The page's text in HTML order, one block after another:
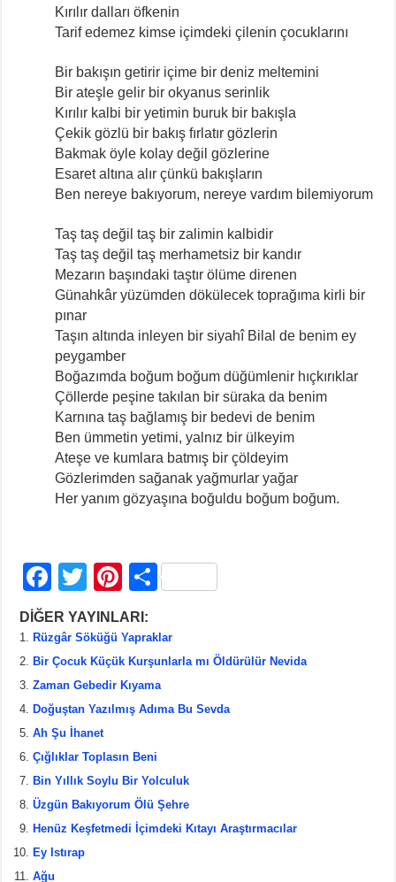
Kırılır dalları öfkenin
Tarif edemez kimse içimdeki çilenin çocuklarını
Bir bakışın getirir içime bir deniz meltemini
Bir ateşle gelir bir okyanus serinlik
Kırılır kalbi bir yetimin buruk bir bakışla
Çekik gözlü bir bakış fırlatır gözlerin
Bakmak öyle kolay değil gözlerine
Esaret altına alır çünkü bakışların
Ben nereye bakıyorum, nereye vardım bilemiyorum
Taş taş değil taş bir zalimin kalbidir
Taş taş değil taş merhametsiz bir kandır
Mezarın başındaki taştır ölüme direnen
Günahkâr yüzümden dökülecek toprağıma kirli bir
pınar
Taşın altında inleyen bir siyahî Bilal de benim ey
peygamber
Boğazımda boğum boğum düğümlenir hıçkırıklar
Çöllerde peşine takılan bir süraka da benim
Karnına taş bağlamış bir bedevi de benim
Ben ümmetin yetimi, yalnız bir ülkeyim
Ateşe ve kumlara batmış bir çöldeyim
Gözlerimden sağanak yağmurlar yağar
Her yanım gözyaşına boğuldu boğum boğum.
F
a
c
e
b
o
o
k
T
wi
tt
er
Pi
nt
er
e
st
S
ar
e
DİĞER YAYINLARI:
Rüzgâr Söküğü Yapraklar
Bir Çocuk Küçük Kurşunlarla mı Öldürülür Nevida
Zaman Gebedir Kıyama
Doğuştan Yazılmış Adıma Bu Sevda
Ah Şu İhanet
Çığlıklar Toplasın Beni
Bin Yıllık Soylu Bir Yolculuk
Üzgün Bakıyorum Ölü Şehre
Henüz Keşfetmedi İçimdeki Kıtayı Araştırmacılar
Ey Istırap
Ağu